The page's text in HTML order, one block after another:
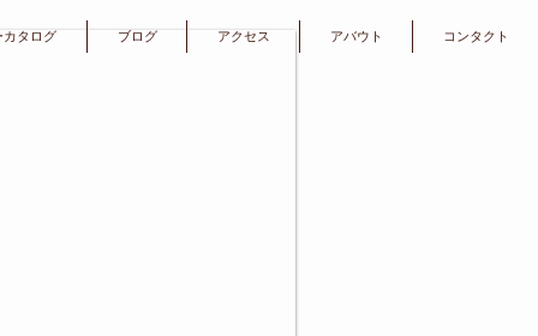
カタログ ブログ アクセス アバウト コンタクト